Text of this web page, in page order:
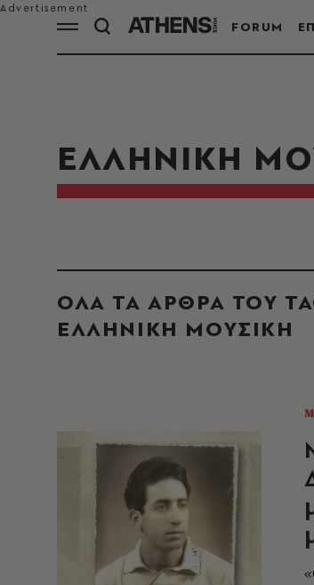
FORUM
ΕΛΛΗΝΙΚΗ
ΟΛΑ ΤΑ ΑΡΘΡΑ ΤΟΥ
ΕΛΛΗΝΙΚΗ ΜΟΥΣΙΚΗ